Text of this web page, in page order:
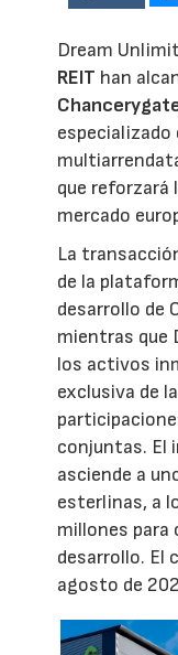
Dream
REIT han
que reforzará
mercado
La
de la
desarrollo de
mientras que
los activos
exclusiva de
conjuntas. El
asciende a
esterlinas, a
millones para
desarrollo. El
agosto de